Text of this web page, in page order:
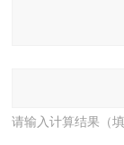
请输入计算结果（